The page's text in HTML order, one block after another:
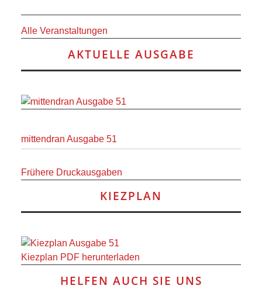
Alle Veranstaltungen
AKTUELLE AUSGABE
mittendran Ausgabe 51
Frühere Druckausgaben
KIEZPLAN
Kiezplan PDF herunterladen
HELFEN AUCH SIE UNS